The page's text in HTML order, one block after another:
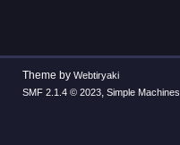
Theme by Webtiryaki
SMF 2.1.4 © 2023, Simple Machines